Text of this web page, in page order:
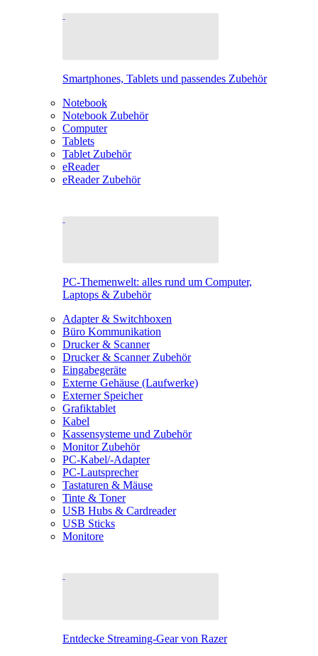
Smartphones, Tablets und passendes Zubehör
Notebook
Notebook Zubehör
Computer
Tablets
Tablet Zubehör
eReader
eReader Zubehör
PC-Themenwelt: alles rund um Computer,
Laptops & Zubehör
Adapter & Switchboxen
Büro Kommunikation
Drucker & Scanner
Drucker & Scanner Zubehör
Eingabegeräte
Externe Gehäuse (Laufwerke)
Externer Speicher
Grafiktablet
Kabel
Kassensysteme und Zubehör
Monitor Zubehör
PC-Kabel/-Adapter
PC-Lautsprecher
Tastaturen & Mäuse
Tinte & Toner
USB Hubs & Cardreader
USB Sticks
Monitore
Entdecke Streaming-Gear von Razer